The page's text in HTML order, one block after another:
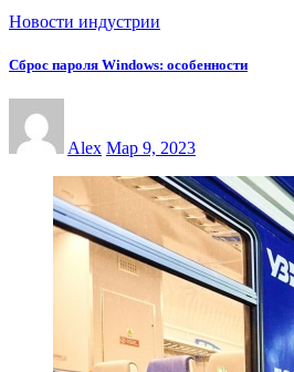
Новости индустрии
Сброс пароля Windows: особенности
Alex Мар 9, 2023